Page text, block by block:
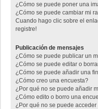
¿Cómo se puede poner una
¿Cómo se puede cambiar mi
Cuando hago clic sobre el
registre!
Publicación de mensajes
¿Cómo se puede publicar un
¿Cómo se puede editar o
¿Cómo se puede añadir una
¿Cómo creo una encuesta?
¿Por qué no se puede añadir
¿Cómo edito o borro una
¿Por qué no se puede